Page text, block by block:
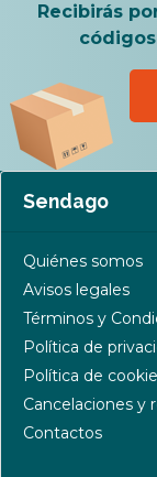
Recibirás
Sendago
Quiénes somos
Avisos legales
Términos y
Política de
Política de
Cancelaciones y
Contactos